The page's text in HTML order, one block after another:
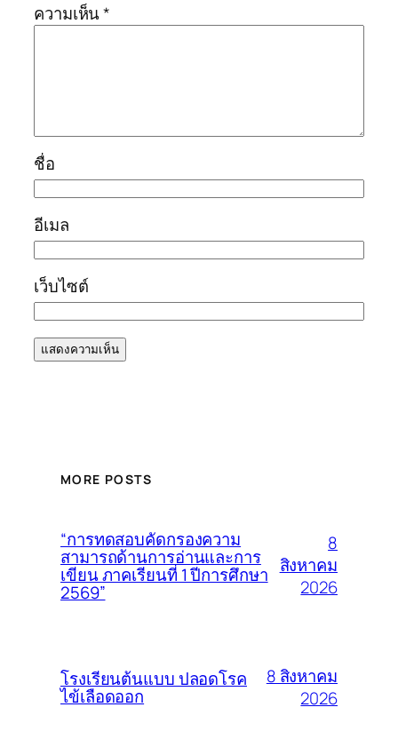
ความเห็น*
ชื่อ
อีเมล
เว็บไซต์
MORE POSTS
“การทดสอบคัดกรองความ
สามารถด้านการอ่านและการ
เขียน ภาคเรียนที่ 1 ปีการศึกษา
2569”
8
สิงหาคม
2026
โรงเรียนต้นแบบ ปลอดโรค
ไข้เลือดออก
8 สิงหาคม
2026